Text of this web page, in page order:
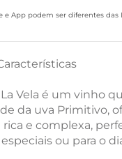
e App podem ser diferentes das
Vela é um vinho
da uva Primitivo,
e complexa,
ou para o